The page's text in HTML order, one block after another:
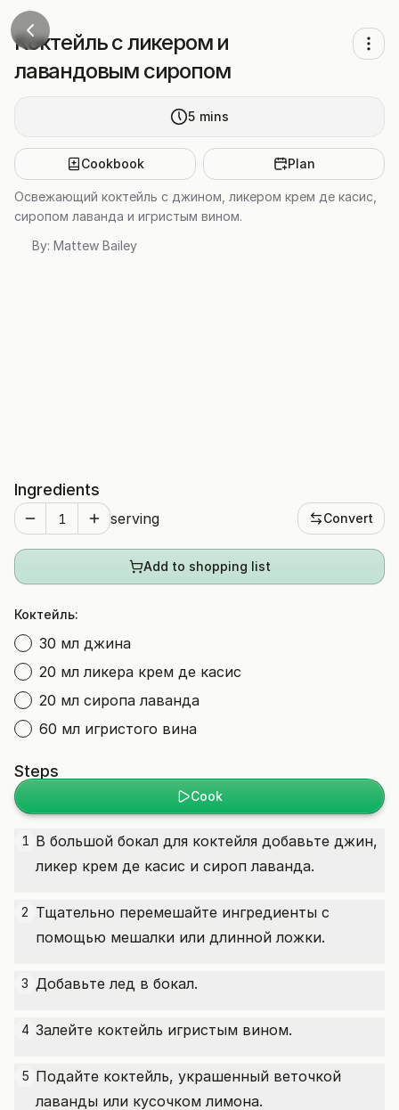
Коктейль с ликером и
лавандовым сиропом
5 mins
Cookbook Plan
Освежающий коктейль с джином, ликером крем де касис,
сиропом лаванда и игристым вином.
By: Mattew Bailey
Ingredients
serving Convert
Add to shopping list
Коктейль:
30 мл джина
20 мл ликера крем де касис
20 мл сиропа лаванда
60 мл игристого вина
Steps
Cook
1 В большой бокал для коктейля добавьте джин,
ликер крем де касис и сироп лаванда.
2 Тщательно перемешайте ингредиенты с
помощью мешалки или длинной ложки.
3 Добавьте лед в бокал.
4 Залейте коктейль игристым вином.
5 Подайте коктейль, украшенный веточкой
лаванды или кусочком лимона.